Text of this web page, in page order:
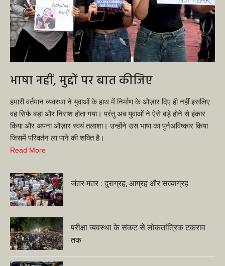
भाषा नहीं, मुद्दों पर बात कीजिए
हमारी वर्तमान व्यवस्था ने युवाओं के हाथ में निर्माण के औज़ार दिए ही नहीं इसलिए
वह सिर्फ बड़ा और निराश होता गया। परंतु अब युवाओं ने ऐसे बड़े होने से इंकार
किया और अपना औज़ार स्वयं तलाशा। उन्होंने उस भाषा का पुर्नअविष्कार किया
जिसमें परिवर्तन ला पाने की शक्ति है।
Read More
जंतर-मंतर : दुराग्रह, आग्रह और सत्याग्रह
परीक्षा व्यवस्था के संकट से लोकतांत्रिक टकराव
तक